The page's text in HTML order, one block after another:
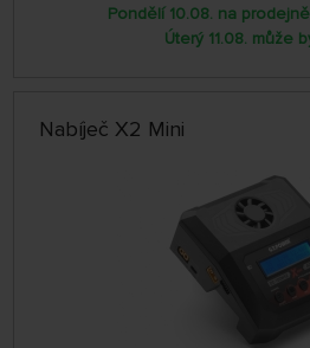
Pondělí 10.08. na
Úterý 11.08. může
Nabíječ X2 Mini